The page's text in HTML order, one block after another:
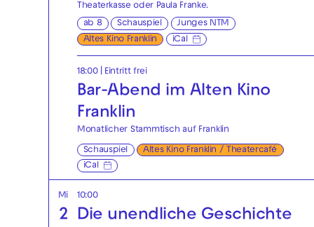
Theaterkasseoder Paula Franke.
ab 8 Schauspiel
Junges NTM
Altes Kino Franklin
iCal
18:00| Eintritt frei
Bar-Abend im Alten Kino
Franklin
Monatlicher Stammtisch auf Franklin
Schauspiel
Altes Kino Franklin / Theatercafé
iCal
Mi
2
10:00
Die unendliche Geschichte